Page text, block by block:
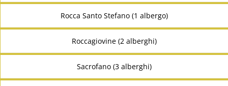
Rocca Santo Stefano (1 albergo)
Roccagiovine (2 alberghi)
Sacrofano (3 alberghi)